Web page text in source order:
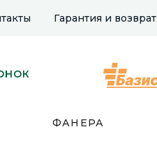
Гарантия и возврат
ФАНЕРА